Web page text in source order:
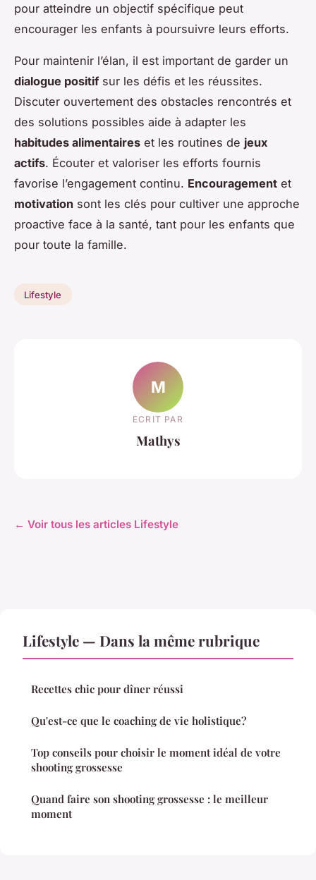
pour atteindre un objectif spécifique peut
encourager les enfants à poursuivre leurs efforts.
Pour maintenir l’élan, il est important de garder un
dialogue positifsur les défis et les réussites.
Discuter ouvertement des obstacles rencontrés et
des solutions possibles aide à adapter les
habitudes alimentaires et les routines de jeux
actifs. Écouter et valoriser les efforts fournis
favorise l’engagement continu. Encouragement et
motivation sont les clés pour cultiver une approche
proactive face à la santé, tant pour les enfants que
pour toute la famille.
Lifestyle
M
ECRIT PAR
Mathys
← Voir tous les articles Lifestyle
Lifestyle — Dans la même rubrique
Recettes chic pour dîner réussi
Qu'est-ce que le coaching de vie holistique?
Top conseils pour choisir le moment idéal de votre
shooting grossesse
Quand faire son shooting grossesse : le meilleur
moment